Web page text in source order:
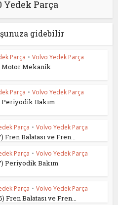
Yedek Parça
gidebilir
Parça • Volvo Yedek Parça
Motor Mekanik
Parça • Volvo Yedek Parça
Periyodik Bakım
Parça • Volvo Yedek Parça
Fren Balatası ve Fren...
Parça • Volvo Yedek Parça
Periyodik Bakım
Parça • Volvo Yedek Parça
Fren Balatası ve Fren...